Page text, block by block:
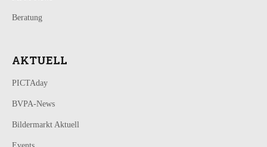
Beratung
AKTUELL
PICTAday
BVPA-News
Bildermarkt Aktuell